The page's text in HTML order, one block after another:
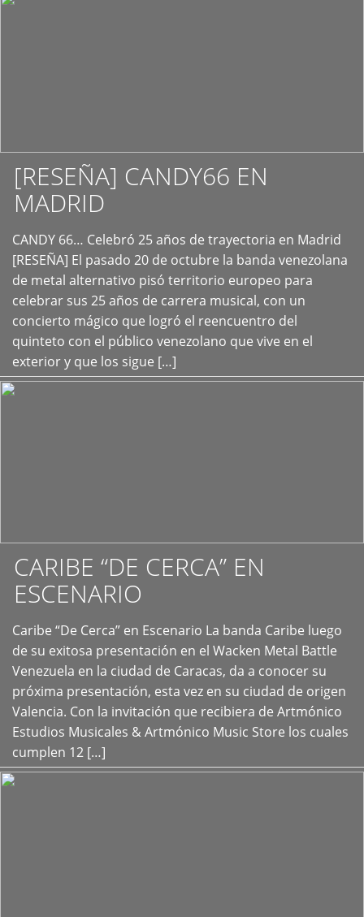
[RESEÑA] CANDY66 EN
MADRID
CANDY 66… Celebró 25 años de trayectoria en Madrid
[RESEÑA] El pasado 20 de octubre la banda venezolana
de metal alternativo pisó territorio europeo para
celebrar sus 25 años de carrera musical, con un
concierto mágico que logró el reencuentro del
quinteto con el público venezolano que vive en el
exterior y que los sigue […]
+
CARIBE “DE CERCA” EN
ESCENARIO
Caribe “De Cerca” en Escenario La banda Caribe luego
de su exitosa presentación en el Wacken Metal Battle
Venezuela en la ciudad de Caracas, da a conocer su
próxima presentación, esta vez en su ciudad de origen
Valencia. Con la invitación que recibiera de Artmónico
Estudios Musicales & Artmónico Music Store los cuales
cumplen 12 […]
+